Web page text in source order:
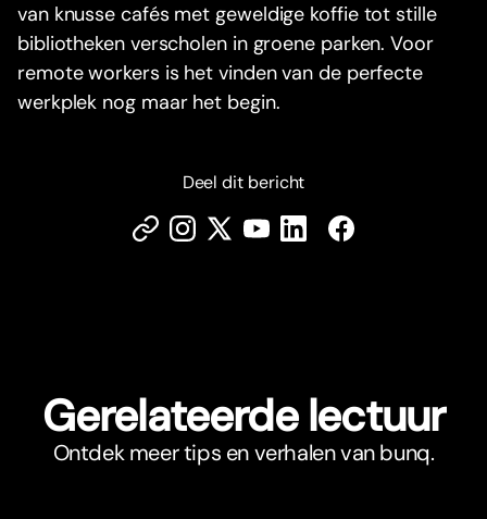
van knusse cafés met geweldige koffie tot stille
bibliotheken verscholen in groene parken. Voor
remote workers is het vinden van de perfecte
werkplek nog maar het begin.
Deel dit bericht
Gerelateerde lectuur
Ontdek meer tips en verhalen van bunq.